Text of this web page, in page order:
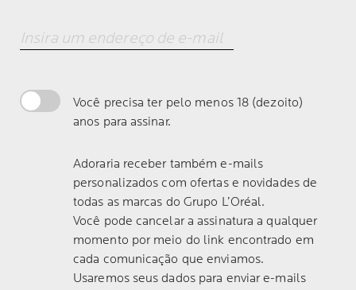
Insira um endereço de e-mail
Você precisa ter pelo menos 18 (dezoito)
anos para assinar.
Adoraria receber também e-mails
personalizados com ofertas e novidades de
todas as marcas do Grupo L’Oréal.
Você pode cancelar a assinatura a qualquer
momento por meio do link encontrado em
cada comunicação que enviamos.
Usaremos seus dados para enviar e-mails